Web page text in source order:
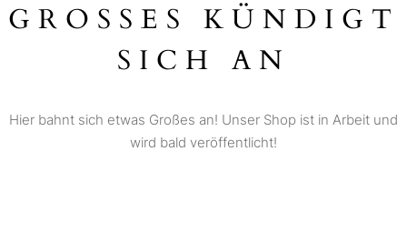
GROSSES KÜNDIGT S
ICH AN
Hier bahnt sich etwas Großes an! Unser Shop ist in Arbeit und
wird bald veröffentlicht!